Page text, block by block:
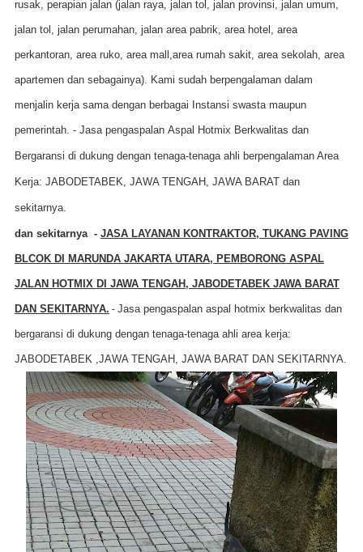
rusak, perapian jalan (jalan raya, jalan tol, jalan provinsi, jalan umum,
jalan tol, jalan perumahan, jalan area pabrik, area hotel, area
perkantoran, area ruko, area mall,area rumah sakit, area sekolah, area
apartemen dan sebagainya). Kami sudah berpengalaman dalam
menjalin kerja sama dengan berbagai Instansi swasta maupun
pemerintah. - Jasa pengaspalan Aspal Hotmix Berkwalitas dan
Bergaransi di dukung dengantenaga-tenaga ahli berpengalamanArea
Kerja: JABODETABEK, JAWA TENGAH, JAWA BARATdan
sekitarnya.
dan sekitarnya - JASA LAYANAN KONTRAKTOR, TUKANG PAVING
BLCOK DI MARUNDA JAKARTA UTARA, PEMBORONGASPAL
JALAN HOTMIX DI JAWA TENGAH, JABODETABEK JAWA BARAT
DAN SEKITARNYA. - Jasa pengaspalan aspal hotmix berkwalitas dan
bergaransi di dukung dengan tenaga-tenaga ahli area kerja:
JABODETABEK ,JAWA TENGAH, JAWA BARAT DAN SEKITARNYA.